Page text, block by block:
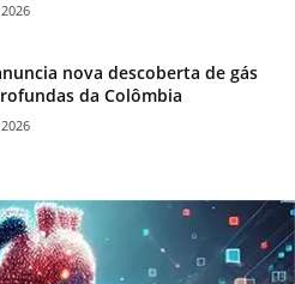
nova descoberta de gás
da Colômbia